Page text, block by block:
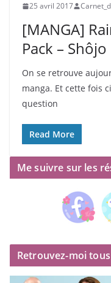
25 avril 2017
[MANGA]
Pack – Shôjo
On se retrouve
manga. Et cette fois
question
Read More
Me suivre sur les
Retrouvez-moi